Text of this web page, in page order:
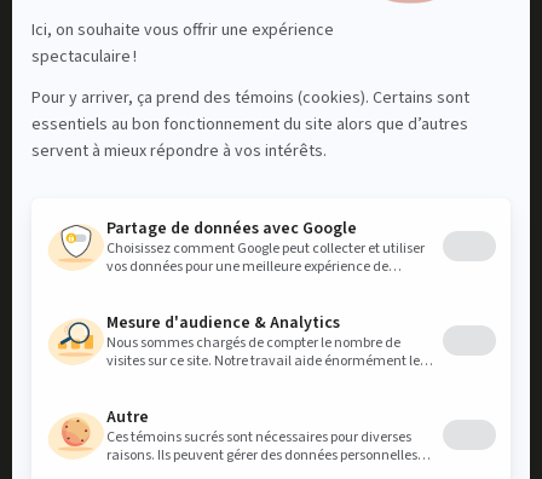
Contact
Nous contacter
Facebook
VISITEZ NOS MELLEM